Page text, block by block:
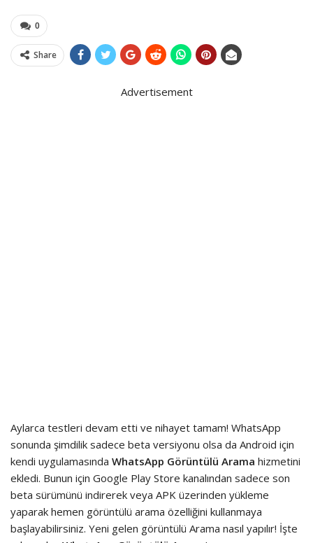
0
Share
Advertisement
Aylarca testleri devam etti ve nihayet tamam! WhatsApp
sonunda şimdilik sadece beta versiyonu olsa da Android için
kendi uygulamasında WhatsApp Görüntülü Arama hizmetini
ekledi. Bunun için Google Play Store kanalından sadece son
beta sürümünü indirerek veya APK üzerinden yükleme
yaparak hemen görüntülü arama özelliğini kullanmaya
başlayabilirsiniz. Yeni gelen görüntülü Arama nasıl yapılır! İşte